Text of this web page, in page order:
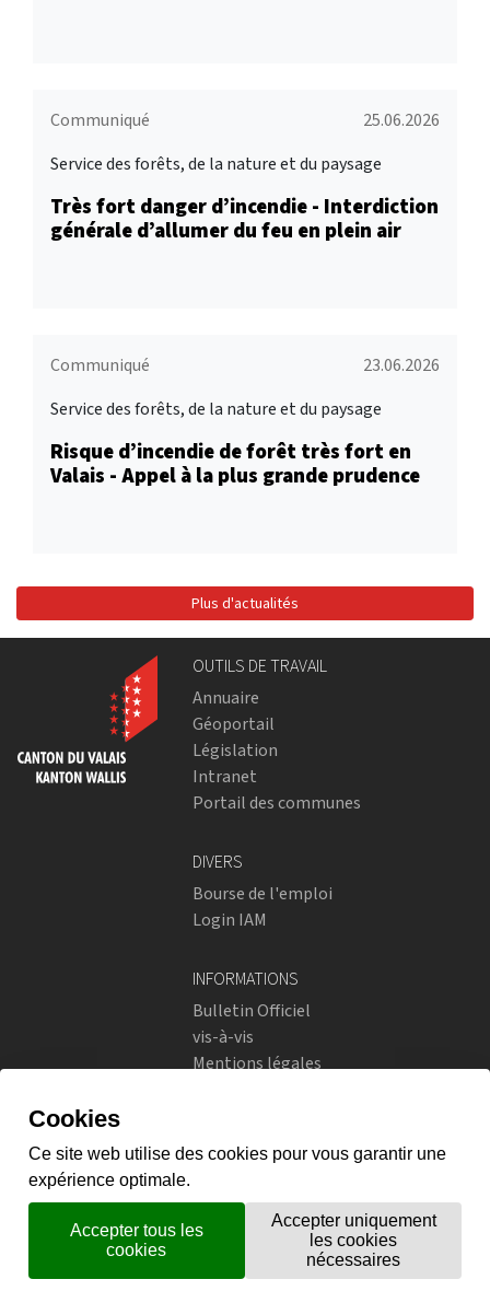
Communiqué
25.06.2026
Service des forêts, de la nature et du paysage
Très fort danger d’incendie - Interdiction
générale d’allumer du feu en plein air
Communiqué
23.06.2026
Service des forêts, de la nature et du paysage
Risque d’incendie de forêt très fort en
Valais - Appel à la plus grande prudence
Plus d'actualités
OUTILS DE TRAVAIL
Annuaire
Géoportail
Législation
Intranet
Portail des communes
DIVERS
Bourse de l'emploi
Login IAM
INFORMATIONS
Bulletin Officiel
vis-à-vis
Mentions légales
Instagram
flickr